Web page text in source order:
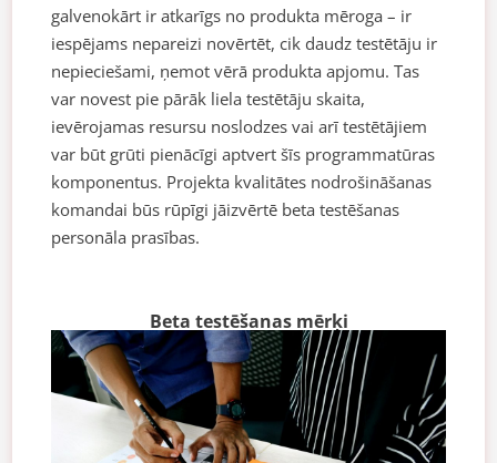
galvenokārt ir atkarīgs no produkta mēroga – ir
iespējams nepareizi novērtēt, cik daudz testētāju ir
nepieciešami, ņemot vērā produkta apjomu. Tas
var novest pie pārāk liela testētāju skaita,
ievērojamas resursu noslodzes vai arī testētājiem
var būt grūti pienācīgi aptvert šīs programmatūras
komponentus. Projekta kvalitātes nodrošināšanas
komandai būs rūpīgi jāizvērtē beta testēšanas
personāla prasības.
Beta testēšanas mērķi